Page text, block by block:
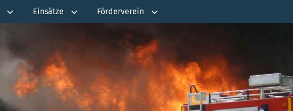
Einsätze Förderverein